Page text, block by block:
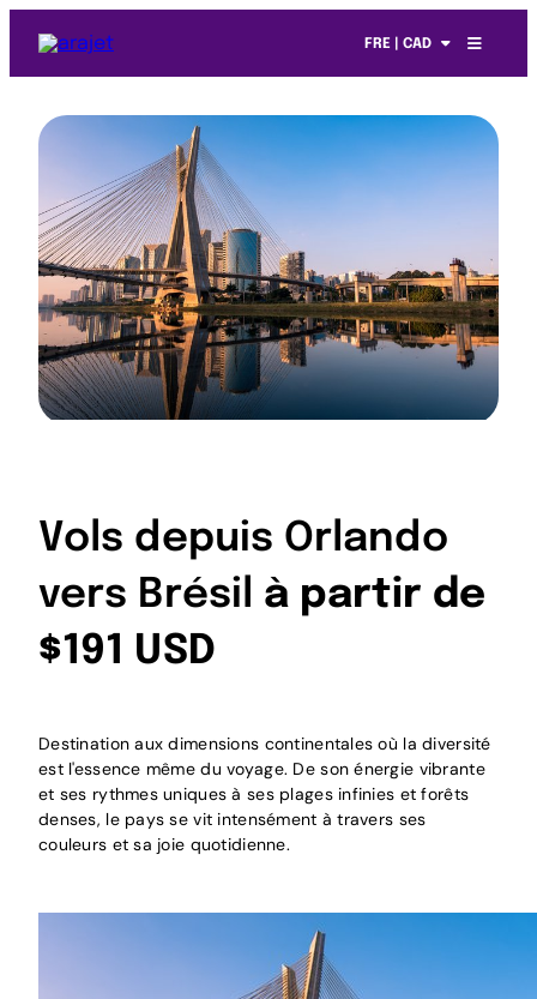
FRE | CAD
Vols depuis Orlando
vers Brésil à partir de
$191 USD
Destination aux dimensions continentales où la diversité
est l'essence même du voyage. De son énergie vibrante
et ses rythmes uniques à ses plages infinies et forêts
denses, le pays se vit intensément à travers ses
couleurs et sa joie quotidienne.